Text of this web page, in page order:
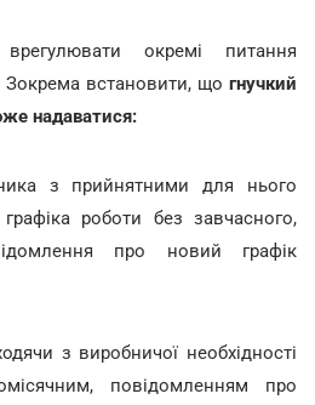
окремі питання
Зокрема встановити, що гнучкий
надаватися:
з прийнятними для нього
роботи без завчасного,
про новий графік
з виробничої необхідності
повідомленням про